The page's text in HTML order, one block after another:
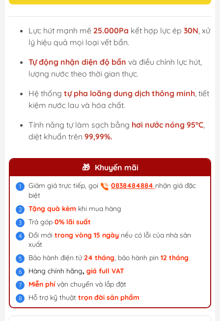
Lực hút mạnh mẽ 25.000Pa kết hợp lực ép 30N, xử
lý hiệu quả mọi loại vết bẩn.
Tự động nhận diện độ bẩn và điều chỉnh lực hút,
lượng nước theo thời gian thực.
Hệ thống tự pha loãng dung dịch thông minh, tiết
kiệm nước lau và hóa chất.
Tính năng tự làm sạch bằng hơi nước nóng 95°C,
diệt khuẩn trên 99,99%.
Khuyến mãi
Giảm giá trực tiếp, gọi 0838484884 nhận giá đặc
biệt
Tặng quà kèm khi mua hàng
Trả góp 0% lãi suất
Đổi mới trong vòng 15 ngày nếu có lỗi của nhà sản
xuất
Bảo hành điện tử24 tháng, bảo hành pin 12 tháng
Hàng chính hãng, giá full VAT
Miễn phívận chuyển và lắp đặt
Hỗ trợ kỹ thuật trọn đời sản phẩm